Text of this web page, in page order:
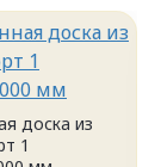
доска из
1